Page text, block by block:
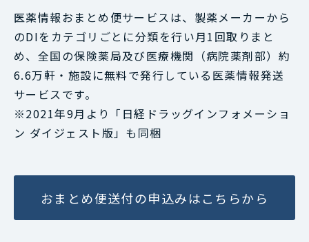
医薬情報おまとめ便サービスは、製薬メーカーから
のDIをカテゴリごとに分類を行い月1回取りまと
め、全国の保険薬局及び医療機関（病院薬剤部）約
6.6万軒・施設に無料で発行している医薬情報発送
サービスです。
※2021年9月より「日経ドラッグインフォメーショ
ン ダイジェスト版」も同梱
おまとめ便送付の申込みはこちらから